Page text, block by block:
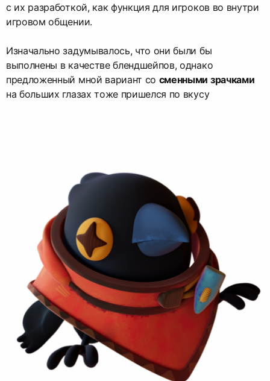
с их разработкой, как функция для игроков во внутри
игровом общении.
Изначально задумывалось, что они были бы
выполнены в качестве блендшейпов, однако
предложенный мной вариант со сменными зрачками
на больших глазах тоже пришелся по вкусу